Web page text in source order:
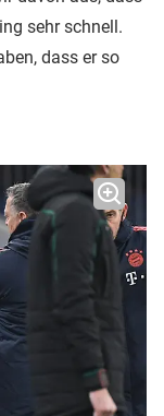
sehr schnell.
dass er so